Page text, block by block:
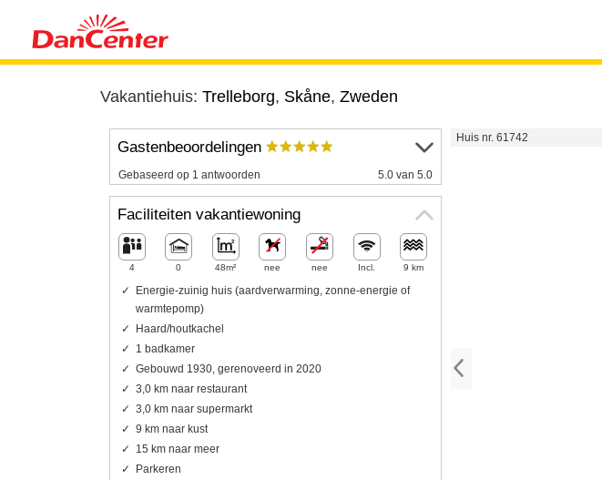
Vakantiehuis: Trelleborg, Skåne, Zweden
Huis nr. 61742
Gastenbeoordelingen
Gebaseerd op 1 antwoorden 5.0 van 5.0
Faciliteiten vakantiewoning
4 0 48m² nee nee Incl. 9 km
Energie-zuinig huis (aardverwarming, zonne-energie of
warmtepomp)
Haard/houtkachel
1 badkamer
Gebouwd 1930, gerenoveerd in 2020
3,0 km naar restaurant
3,0 km naar supermarkt
9 km naar kust
15 km naar meer
Parkeren